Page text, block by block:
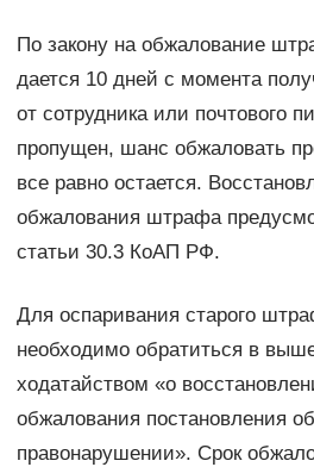
По закону на обжалование
дается 10 дней с момента
от сотрудника или почтового
пропущен, шанс обжаловать
все равно остается.
обжалования штрафа
статьи 30.3 КоАП РФ.
Для оспаривания старого
необходимо обратиться в
ходатайством «о
обжалования постановления
правонарушении». Срок